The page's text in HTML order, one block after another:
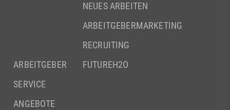
ARBEITGEBER
NEUES ARBEITEN
ARBEITGEBERMARKETING
RECRUITING
FUTUREH2O
SERVICE
ANGEBOTE